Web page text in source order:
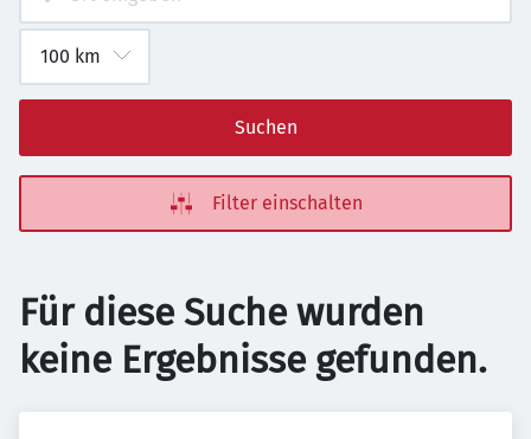
Suchen
Filter einschalten
Für diese Suche wurden
keine Ergebnisse gefunden.